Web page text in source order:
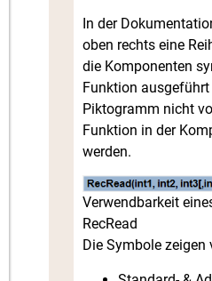
In der
oben rechts eine
die Komponenten
Funktion
Piktogramm nicht
Funktion in der
werden.
Verwendbarkeit
RecRead
Die Symbole